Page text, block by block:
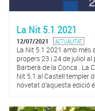
La Nit 5.1 2021
12/07/2021 ACTUALITAT
La Nit 5.1 2021 amb més
propers 23 i 24 de juliol
Barberà de la Conca . La
Nit 5.1 al Castell templer
novetat d’aquesta edició